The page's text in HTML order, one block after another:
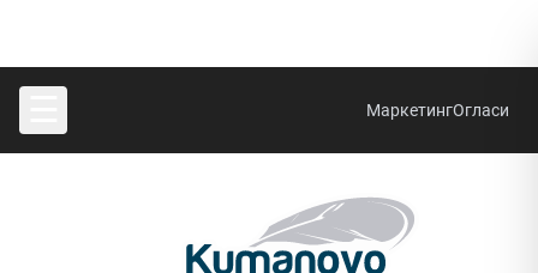
МаркетингОгласи